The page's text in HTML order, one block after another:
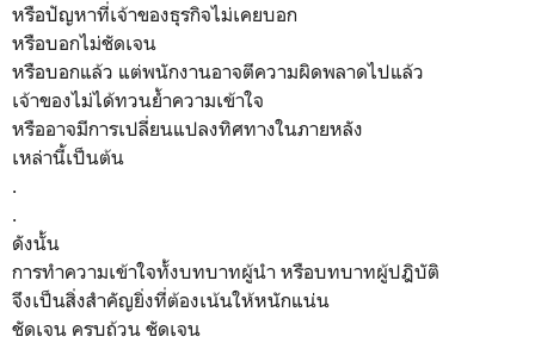
หรือปัญหาที่เจ้าของธุรกิจไม่เคยบอก
หรือบอกไม่ชัดเจน
หรือบอกแล้ว แต่พนักงานอาจตีความผิดพลาดไปแล้ว
เจ้าของไม่ได้ทวนย้ำความเข้าใจ
หรืออาจมีการเปลี่ยนแปลงทิศทางในภายหลัง
เหล่านี้เป็นต้น
.
.
ดังนั้น
การทำความเข้าใจทั้งบทบาทผู้นำ หรือบทบาทผู้ปฎิบัติ
จึงเป็นสิ่งสำคัญยิ่งที่ต้องเน้นให้หนักแน่น
ชัดเจน ครบถ้วน ชัดเจน